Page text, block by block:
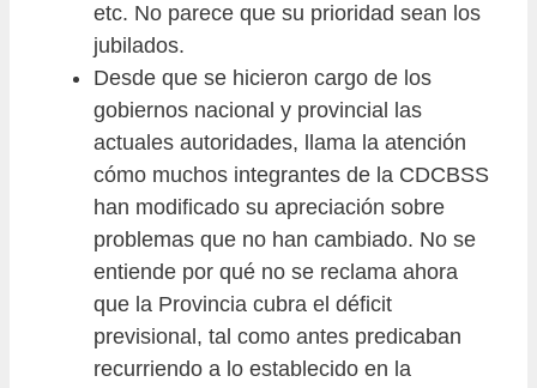
etc. No parece que su prioridad sean los
jubilados.
Desde que se hicieron cargo de los
gobiernos nacional y provincial las
actuales autoridades, llama la atención
cómo muchos integrantes de la CDCBSS
han modificado su apreciación sobre
problemas que no han cambiado. No se
entiende por qué no se reclama ahora
que la Provincia cubra el déficit
previsional, tal como antes predicaban
recurriendo a lo establecido en la